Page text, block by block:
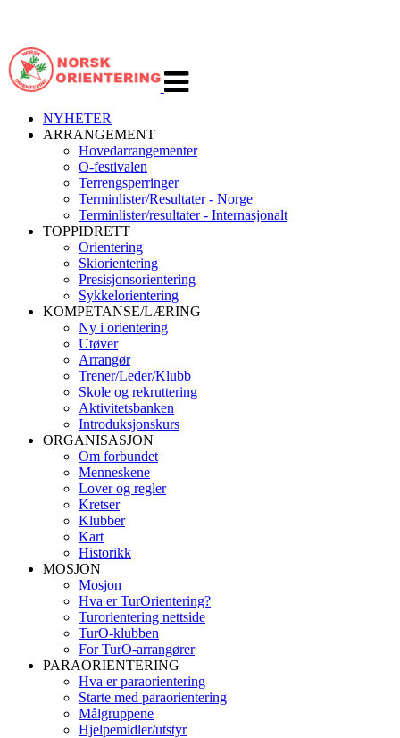
navigasjon
NYHETER
ARRANGEMENT
Hovedarrangementer
O-festivalen
Terrengsperringer
Terminlister/Resultater - Norge
Terminlister/resultater - Internasjonalt
TOPPIDRETT
Orientering
Skiorientering
Presisjonsorientering
Sykkelorientering
KOMPETANSE/LÆRING
Ny i orientering
Utøver
Arrangør
Trener/Leder/Klubb
Skole og rekruttering
Aktivitetsbanken
Introduksjonskurs
ORGANISASJON
Om forbundet
Menneskene
Lover og regler
Kretser
Klubber
Kart
Historikk
MOSJON
Mosjon
Hva er TurOrientering?
Turorientering nettside
TurO-klubben
For TurO-arrangører
PARAORIENTERING
Hva er paraorientering
Starte med paraorientering
Målgruppene
Hjelpemidler/utstyr